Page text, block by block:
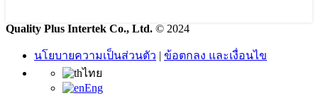
Quality Plus Intertek Co., Ltd. © 2024
นโยบายความเป็นส่วนตัว | ข้อตกลง และเงื่อนไข
ไทย
Eng